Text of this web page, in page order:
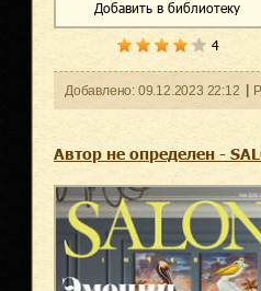
Добавить в библиотеку
4
Добавленo: 09.12.2023 22:12
Автор не определен -